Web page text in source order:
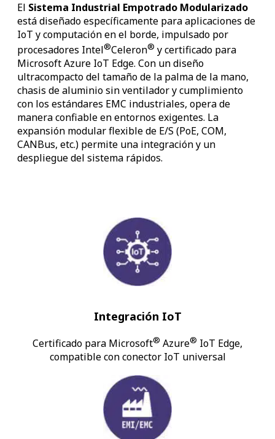
El Sistema Industrial Empotrado Modularizado
está diseñado específicamente para aplicaciones de
IoT y computación en el borde, impulsado por
procesadores Intel®Celeron® y certificado para
Microsoft Azure IoT Edge. Con un diseño
ultracompacto del tamaño de la palma de la mano,
chasis de aluminio sin ventilador y cumplimiento
con los estándares EMC industriales, opera de
manera confiable en entornos exigentes. La
expansión modular flexible de E/S (PoE, COM,
CANBus, etc.) permite una integración y un
despliegue del sistema rápidos.
Integración IoT
Certificado para Microsoft® Azure® IoT Edge,
compatible con conector IoT universal